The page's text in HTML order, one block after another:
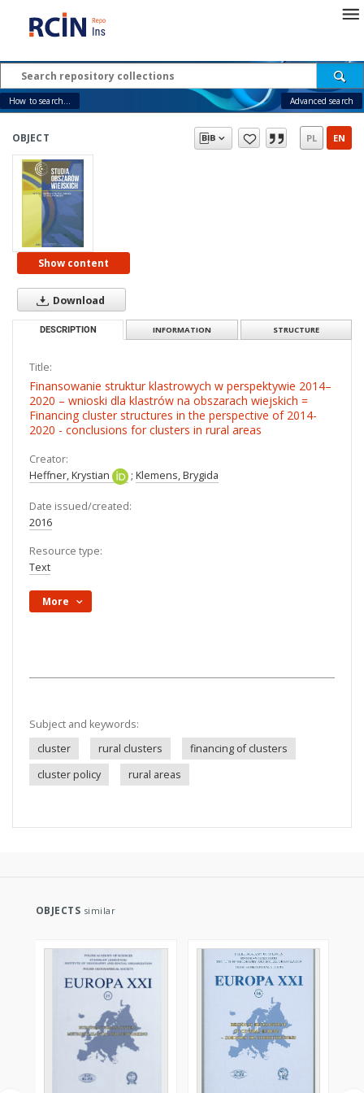
How to search... Advanced search
OBJECT PL EN
Show content
Download
DESCRIPTION INFORMATION STRUCTURE
Title:
Finansowanie struktur klastrowych w perspektywie 2014–
2020 – wnioski dla klastrów na obszarach wiejskich =
Financing cluster structures in the perspective of 2014-
2020 - conclusions for clusters in rural areas
Creator:
Heffner, Krystian
; Klemens, Brygida
Date issued/created:
2016
Resource type:
Text
More
Subject and keywords:
cluster
rural clusters
financing of clusters
cluster policy
rural areas
OBJECTS similar